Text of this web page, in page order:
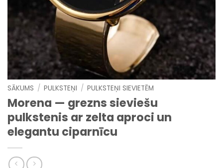
SĀKUMS / PULKSTEŅI / PULKSTEŅI SIEVIETĒM
Morena — grezns sieviešu
pulkstenis ar zelta aproci un
elegantu ciparnīcu